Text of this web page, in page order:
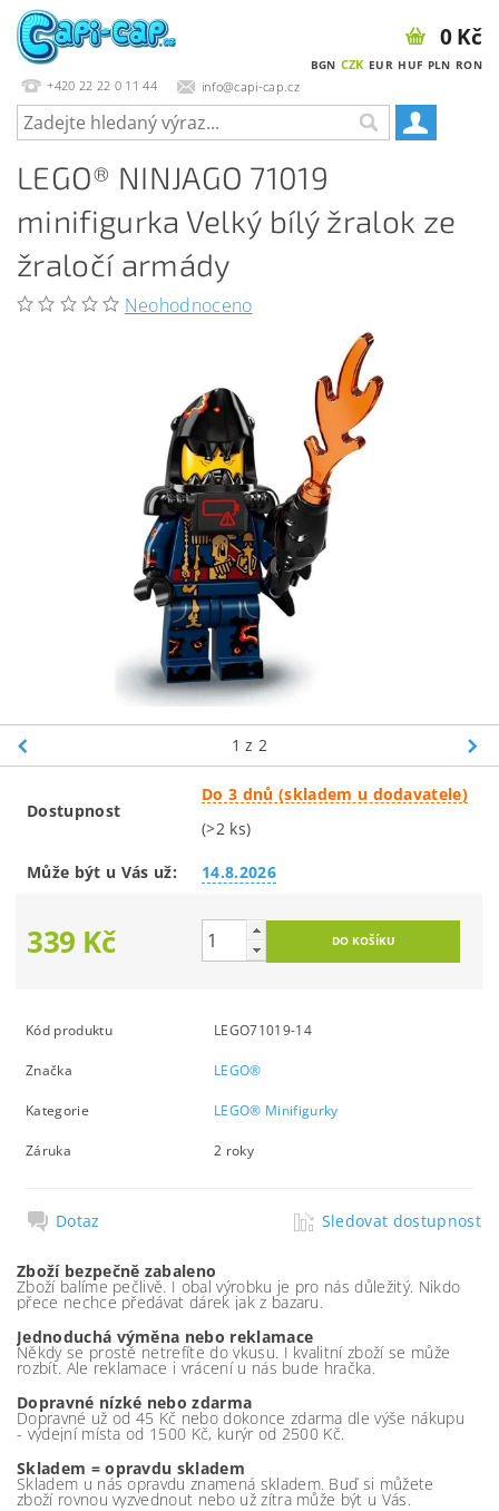
+420 22 22 0 11 44 info@capi-cap.cz
BGN CZK EUR HUF PLN RON
0 Kč
LEGO® NINJAGO 71019
minifigurka Velký bílý žralok ze
žraločí armády
Neohodnoceno
1 z 2
Dostupnost
Do 3 dnů (skladem u dodavatele)
(>2 ks)
Může být u Vás už: 14.8.2026
339 Kč
Kód produktu LEGO71019-14
Značka LEGO®
Kategorie LEGO® Minifigurky
Záruka 2 roky
Dotaz Sledovat dostupnost
Zboží bezpečně zabaleno
Zboží balíme pečlivě. I obal výrobku je pro nás důležitý. Nikdo
přece nechce předávat dárek jak z bazaru.
Jednoduchá výměna nebo reklamace
Někdy se prostě netrefíte do vkusu. I kvalitní zboží se může
rozbít. Ale reklamace i vrácení u nás bude hračka.
Dopravné nízké nebo zdarma
Dopravné už od 45 Kč nebo dokonce zdarma dle výše nákupu
- výdejní místa od 1500 Kč, kurýr od 2500 Kč.
Skladem = opravdu skladem
Skladem u nás opravdu znamená skladem. Buď si můžete
zboží rovnou vyzvednout nebo už zítra může být u Vás.